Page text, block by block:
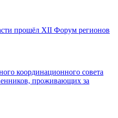
прошёл XII Форум регионов
координационного совета
проживающих за